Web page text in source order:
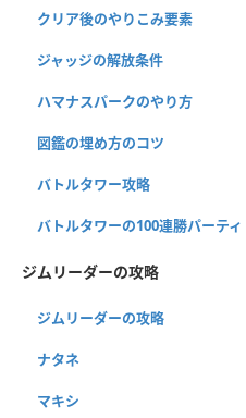
クリア後のやりこみ要素
ジャッジの解放条件
ハマナスパークのやり方
図鑑の埋め方のコツ
バトルタワー攻略
バトルタワーの100連勝パーティ
ジムリーダーの攻略
ジムリーダーの攻略
ナタネ
マキシ